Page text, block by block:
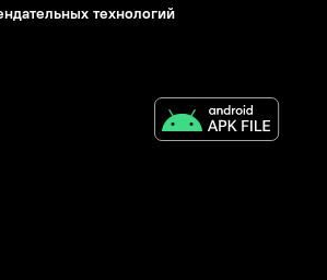
технологий